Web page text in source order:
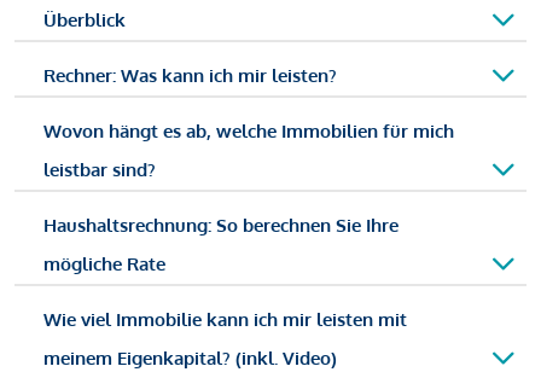
Überblick
Rechner: Was kann ich mir leisten?
Wovon hängt es ab, welche Immobilien für mich
leistbar sind?
Haushaltsrechnung: So berechnen Sie Ihre
mögliche Rate
Wie viel Immobilie kann ich mir leisten mit
meinem Eigenkapital? (inkl. Video)